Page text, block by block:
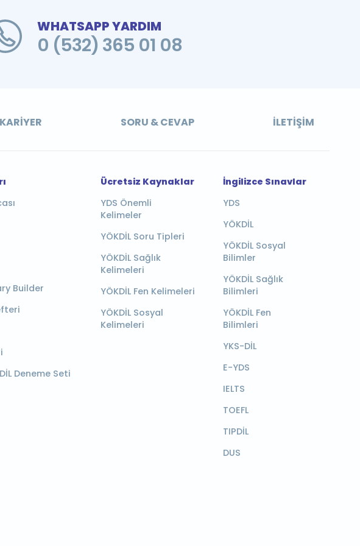
WHATSAPP YARDIM
0 (532) 365 01 08
KARIYER SORU & CEVAP İLETIŞIM
Builder
Deneme Seti
Ücretsiz Kaynaklar
YDS Önemli
Kelimeler
YÖKDİL Soru Tipleri
YÖKDİL Sağlık
Kelimeleri
YÖKDİL Fen Kelimeleri
YÖKDİL Sosyal
Kelimeleri
İngilizce Sınavlar
YDS
YÖKDİL
YÖKDİL Sosyal
Bilimler
YÖKDİL Sağlık
Bilimleri
YÖKDİL Fen
Bilimleri
YKS-DİL
E-YDS
IELTS
TOEFL
TIPDİL
DUS